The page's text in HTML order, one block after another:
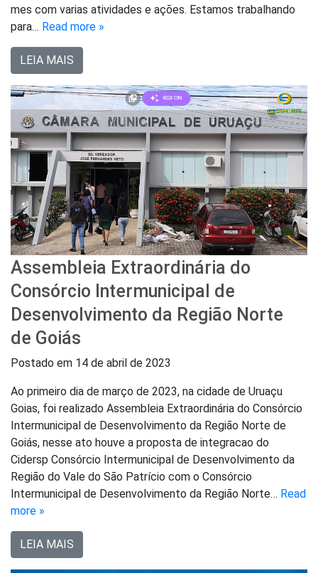
mes com varias atividades e ações. Estamos trabalhando
para… Read more »
LEIA MAIS
Assembleia Extraordinária do
Consórcio Intermunicipal de
Desenvolvimento da Região Norte
de Goiás
Postado em 14 de abril de 2023
Ao primeiro dia de março de 2023, na cidade de Uruaçu
Goias, foi realizado Assembleia Extraordinária do Consórcio
Intermunicipal de Desenvolvimento da Região Norte de
Goiás, nesse ato houve a proposta de integracao do
Cidersp Consórcio Intermunicipal de Desenvolvimento da
Região do Vale do São Patrício com o Consórcio
Intermunicipal de Desenvolvimento da Região Norte… Read
more »
LEIA MAIS